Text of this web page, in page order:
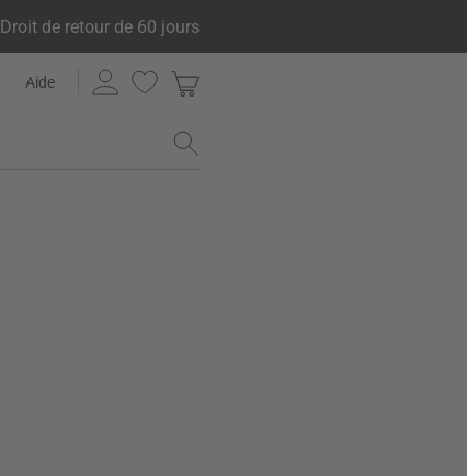
Droit de retour de 60 jours
Aide